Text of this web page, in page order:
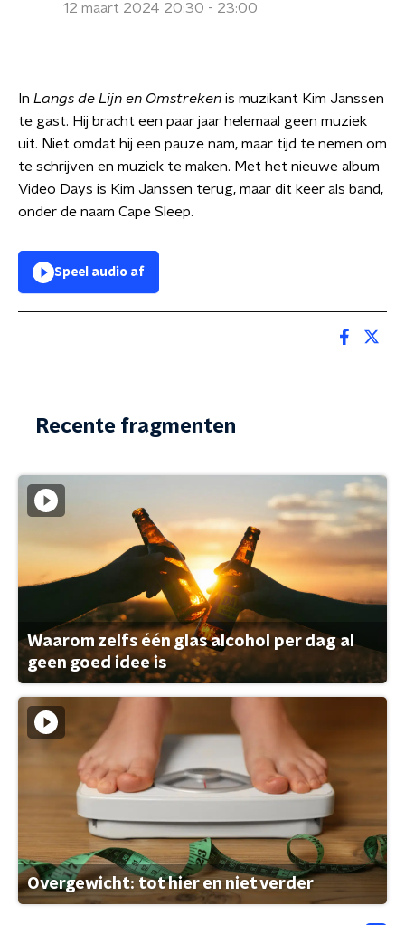
12 maart 2024 20:30 - 23:00
In Langs de Lijn en Omstreken is muzikant Kim Janssen
te gast. Hij bracht een paar jaar helemaal geen muziek
uit. Niet omdat hij een pauze nam, maar tijd te nemen om
te schrijven en muziek te maken. Met het nieuwe album
Video Days is Kim Janssen terug, maar dit keer als band,
onder de naam Cape Sleep.
Speel audio af
Recente fragmenten
Waarom zelfs één glas alcohol per dag al
geen goed idee is
Overgewicht: tot hier en niet verder